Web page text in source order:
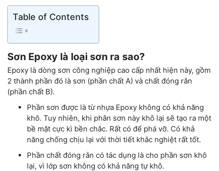
Table of Contents
Sơn Epoxy là loại sơn ra sao?
Epoxy là dòng sơn công nghiệp cao cấp nhất hiện này, gồm
2 thành phần đó là sơn (phần chất A) và chất đóng rắn
(phần chất B).
Phần sơn được là từ nhựa Epoxy không có khả năng
khô. Tuy nhiên, khi phân sơn này khô lại sẽ tạo ra một
bề mặt cực kì bền chắc. Rất có để phá vỡ. Có khả
năng chống chịu lại với thời tiết khắc nghiệt rất tốt.
Phần chất đóng rắn có tác dụng là cho phần sơn khô
lại, vì lớp sơn không có khả năng tự khô.